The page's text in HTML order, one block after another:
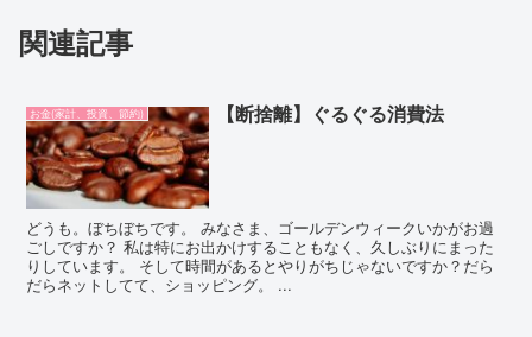
関連記事
お金(家計、投資、節約) 【断捨離】ぐるぐる消費法
どうも。ぼちぼちです。 みなさま、ゴールデンウィークいかがお過
ごしですか？ 私は特にお出かけすることもなく、久しぶりにまった
りしています。 そして時間があるとやりがちじゃないですか？だら
だらネットしてて、ショッピング。 ...